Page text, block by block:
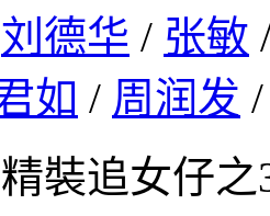
刘德华 / 张敏
如 / 周润发
女仔之3